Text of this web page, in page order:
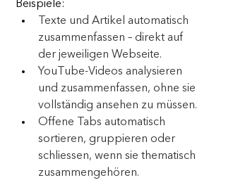
Beispiele:
Texte und Artikel automatisch
zusammenfassen – direkt auf
der jeweiligen Webseite.
YouTube-Videos analysieren
und zusammenfassen, ohne sie
vollständig ansehen zu müssen.
Offene Tabs automatisch
sortieren, gruppieren oder
schliessen, wenn sie thematisch
zusammengehören.